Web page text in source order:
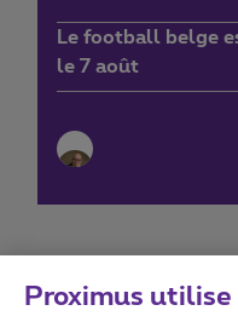
Le football belge
le 7 août
Proximus utilise